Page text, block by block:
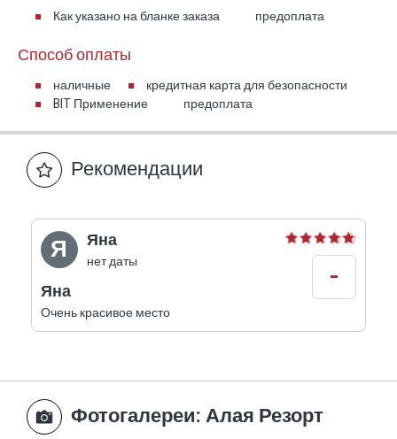
Как указано на бланке заказа предоплата
Способ оплаты
наличные
кредитная карта для безопасности
BIT Применение
предоплата
Рекомендации
Я Яна
нет даты
Яна
Очень красивое место
-
Фотогалереи: Алая Резорт